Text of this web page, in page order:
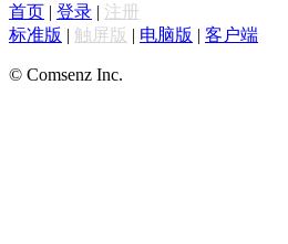
首页 | 登录 | 注册
标准版 | 触屏版 | 电脑版 | 客户端
© Comsenz Inc.